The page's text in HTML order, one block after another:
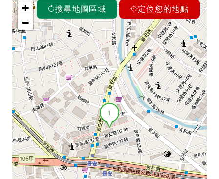
搜尋地圖區域 定位您的地點
1
+
−